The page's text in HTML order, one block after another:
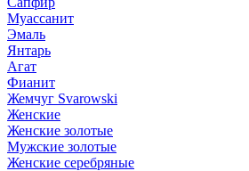
Муассанит
Эмаль
Янтарь
Агат
Фианит
Жемчуг Svarowski
Женские
Женские золотые
Мужские золотые
Женские серебряные